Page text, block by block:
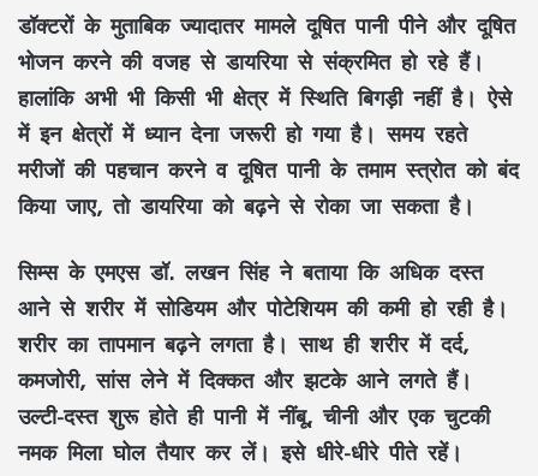
डॉक्टरों के मुताबिक ज्यादातर मामले दूषित पानी पीने और दूषित
भोजन करने की वजह से डायरिया से संक्रमित हो रहे हैं।
हालांकि अभी भी किसी भी क्षेत्र में स्थिति बिगड़ी नहीं है। ऐसे
में इन क्षेत्रों में ध्यान देना जरूरी हो गया है। समय रहते
मरीजों की पहचान करने व दूषित पानी के तमाम स्त्रोत को बंद
किया जाए, तो डायरिया को बढ़ने से रोका जा सकता है।
सिम्स के एमएस डॉ. लखन सिंह ने बताया कि अधिक दस्त
आने से शरीर में सोडियम और पोटेशियम की कमी हो रही है।
शरीर का तापमान बढ़ने लगता है। साथ ही शरीर में दर्द,
कमजोरी, सांस लेने में दिक्कत और झटके आने लगते हैं।
उल्टी-दस्त शुरू होते ही पानी में नींबू, चीनी और एक चुटकी
नमक मिला घोल तैयार कर लें। इसे धीरे-धीरे पीते रहें।